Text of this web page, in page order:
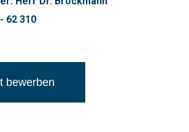
62 310
bewerben